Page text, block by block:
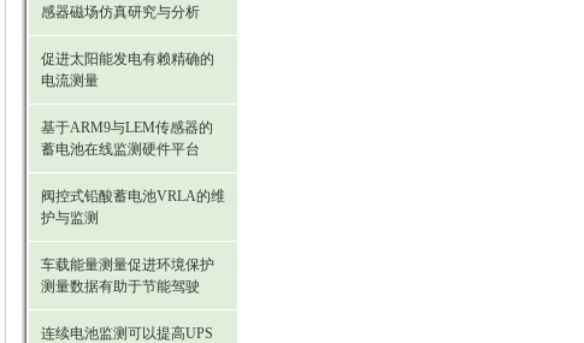
感器磁场仿真研究与分析
促进太阳能发电有赖精确的
电流测量
基于ARM9与LEM传感器的
蓄电池在线监测硬件平台
阀控式铅酸蓄电池VRLA的维
护与监测
车载能量测量促进环境保护
测量数据有助于节能驾驶
连续电池监测可以提高UPS